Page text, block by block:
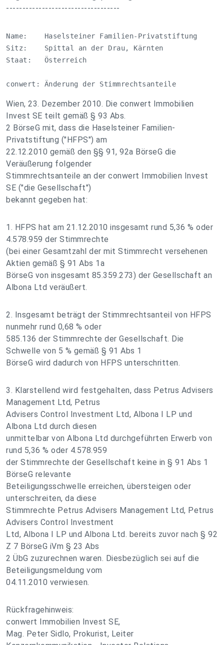
-----------------------------------
Name:    Haselsteiner Familien-Privatstiftung
Sitz:    Spittal an der Drau, Kärnten
Staat:   Österreich
conwert: Änderung der Stimmrechtsanteile
Wien, 23. Dezember 2010. Die conwert Immobilien
Invest SE teilt gemäß § 93 Abs.
2 BörseG mit, dass die Haselsteiner Familien-
Privatstiftung ("HFPS") am
22.12.2010 gemäß den §§ 91, 92a BörseG die
Veräußerung folgender
Stimmrechtsanteile an der conwert Immobilien Invest
SE ("die Gesellschaft")
bekannt gegeben hat:
1. HFPS hat am 21.12.2010 insgesamt rund 5,36 % oder
4.578.959 der Stimmrechte
(bei einer Gesamtzahl der mit Stimmrecht versehenen
Aktien gemäß § 91 Abs 1a
BörseG von insgesamt 85.359.273) der Gesellschaft an
Albona Ltd veräußert.
2. Insgesamt beträgt der Stimmrechtsanteil von HFPS
nunmehr rund 0,68 % oder
585.136 der Stimmrechte der Gesellschaft. Die
Schwelle von 5 % gemäß § 91 Abs 1
BörseG wird dadurch von HFPS unterschritten.
3. Klarstellend wird festgehalten, dass Petrus Advisers
Management Ltd, Petrus
Advisers Control Investment Ltd, Albona I LP und
Albona Ltd durch diesen
unmittelbar von Albona Ltd durchgeführten Erwerb von
rund 5,36 % oder 4.578.959
der Stimmrechte der Gesellschaft keine in § 91 Abs 1
BörseG relevante
Beteiligungsschwelle erreichen, übersteigen oder
unterschreiten, da diese
Stimmrechte Petrus Advisers Management Ltd, Petrus
Advisers Control Investment
Ltd, Albona I LP und Albona Ltd. bereits zuvor nach § 92
Z 7 BörseG iVm § 23 Abs
2 ÜbG zuzurechnen waren. Diesbezüglich sei auf die
Beteiligungsmeldung vom
04.11.2010 verwiesen.
Rückfragehinweis:
conwert Immobilien Invest SE,
Mag. Peter Sidlo, Prokurist, Leiter